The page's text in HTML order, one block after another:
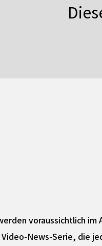
voraussichtlich
News-Serie, die